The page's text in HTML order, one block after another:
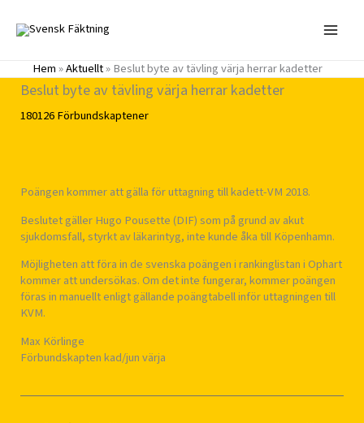
innehåll
Hem»Aktuellt»Beslut byte av tävling värja herrar kadetter
Beslut byte av tävling värja herrar kadetter
180126Förbundskaptener
Poängen kommer att gälla för uttagning till kadett-VM 2018.
Beslutet gäller Hugo Pousette (DIF) som på grund av akut
sjukdomsfall, styrkt av läkarintyg, inte kunde åka till Köpenhamn.
Möjligheten att föra in de svenska poängen i rankinglistan i Ophart
kommer att undersökas. Om det inte fungerar, kommer poängen
föras in manuellt enligt gällande poängtabell inför uttagningen till
KVM.
Max Körlinge
Förbundskapten kad/jun värja